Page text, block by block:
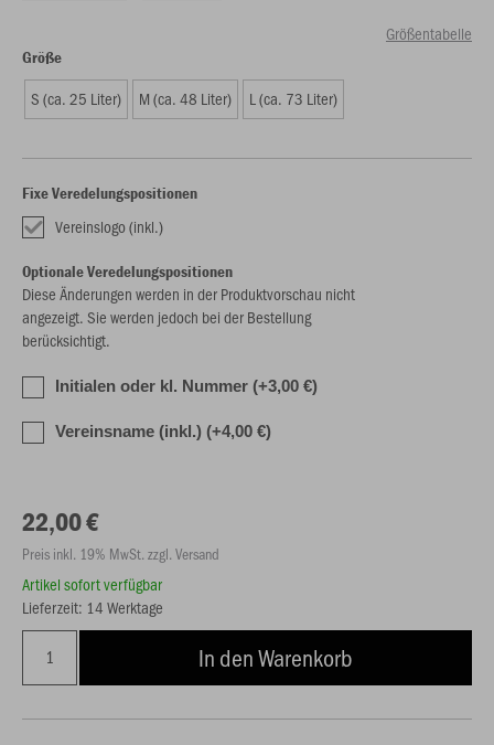
Größentabelle
Größe
S (ca. 25 Liter) M (ca. 48 Liter) L (ca. 73 Liter)
Fixe Veredelungspositionen
Vereinslogo (inkl.)
Optionale Veredelungspositionen
Diese Änderungen werden in der Produktvorschau nicht
angezeigt. Sie werden jedoch bei der Bestellung
berücksichtigt.
Initialen oder kl. Nummer (+3,00 €)
Vereinsname (inkl.) (+4,00 €)
22,00 €
Preis inkl. 19% MwSt. zzgl. Versand
Artikel sofort verfügbar
Lieferzeit: 14 Werktage
In den Warenkorb